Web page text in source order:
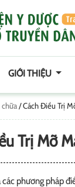
GIỚI THIỆU
chữa/Cách Điều Trị
Trị Mỡ
phương pháp